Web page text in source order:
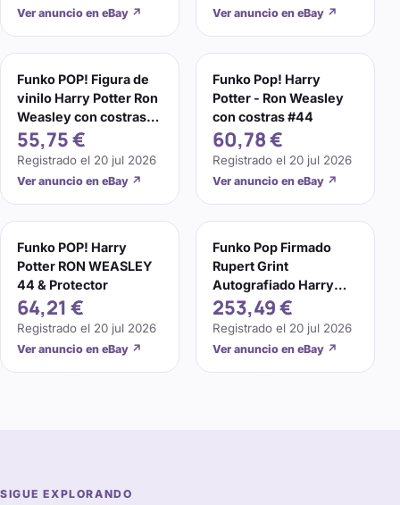
Ver anuncio en eBay ↗ Ver anuncio en eBay ↗
Funko POP! Figura de
vinilo Harry Potter Ron
Weasley con costras
#44
55,75 €
Registrado el 20 jul 2026
Ver anuncio en eBay ↗
Funko Pop! Harry
Potter - Ron Weasley
con costras #44
60,78 €
Registrado el 20 jul 2026
Ver anuncio en eBay ↗
Funko POP! Harry
Potter RON WEASLEY
44 & Protector
64,21 €
Registrado el 20 jul 2026
Ver anuncio en eBay ↗
Funko Pop Firmado
Rupert Grint
Autografiado Harry
Potter Ron Weasley
#44 Certificado de
Autenticidad
253,49 €
Registrado el 20 jul 2026
Ver anuncio en eBay ↗
SIGUE EXPLORANDO